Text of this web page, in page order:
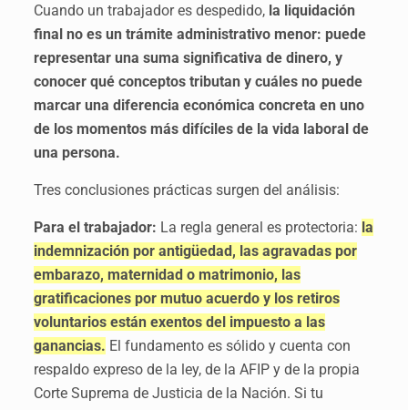
Cuando un trabajador es despedido, la liquidación
final no es un trámite administrativo menor: puede
representar una suma significativa de dinero, y
conocer qué conceptos tributan y cuáles no puede
marcar una diferencia económica concreta en uno
de los momentos más difíciles de la vida laboral de
una persona.
Tres conclusiones prácticas surgen del análisis:
Para el trabajador: La regla general es protectoria: la
indemnización por antigüedad, las agravadas por
embarazo, maternidad o matrimonio, las
gratificaciones por mutuo acuerdo y los retiros
voluntarios están exentos del impuesto a las
ganancias. El fundamento es sólido y cuenta con
respaldo expreso de la ley, de la AFIP y de la propia
Corte Suprema de Justicia de la Nación. Si tu